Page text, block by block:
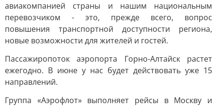
авиакомпанией страны и нашим национальным
перевозчиком - это, прежде всего, вопрос
повышения транспортной доступности региона,
новые возможности для жителей и гостей.
Пассажиропоток аэропорта Горно-Алтайск растет
ежегодно. В июне у нас будет действовать уже 15
направлений.
Группа «Аэрофлот» выполняет рейсы в Москву и